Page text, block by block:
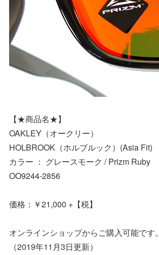
【★商品名★】
OAKLEY（オークリー）
HOLBROOK（ホルブルック）(Asia Fit)
カラー ： グレースモーク / Prizm Ruby
OO9244-2856
価格：￥21,000 +【税】
オンラインショップからご購入可能です。
（2019年11月3日更新）